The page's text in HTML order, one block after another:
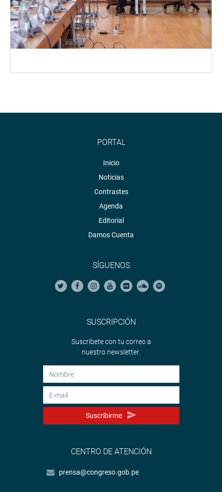
PORTAL
Inicio
Noticias
Contrastes
Agenda
Editorial
Damos Cuenta
SÍGUENOS
SUSCRIPCIÓN
Suscríbete con tu correo a
nuestro newsletter.
Suscribirme
CENTRO DE ATENCIÓN
prensa@congreso.gob.pe